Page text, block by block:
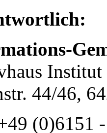
Institut
44/46,
(0)6151